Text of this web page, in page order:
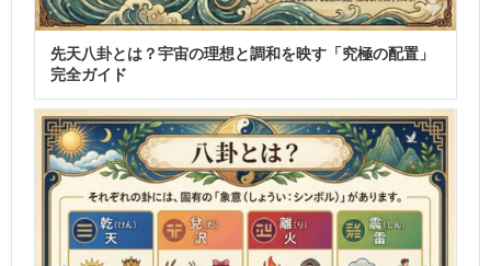
先天八卦とは？宇宙の理想と調和を映す「究極の配置」
完全ガイド